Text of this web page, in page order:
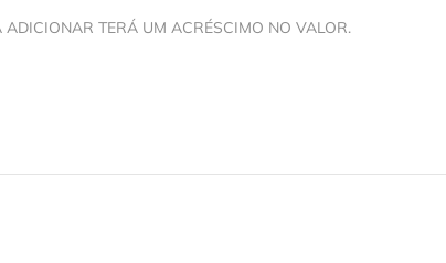
ADICIONAR TERÁ UM ACRÉSCIMO NO VALOR.